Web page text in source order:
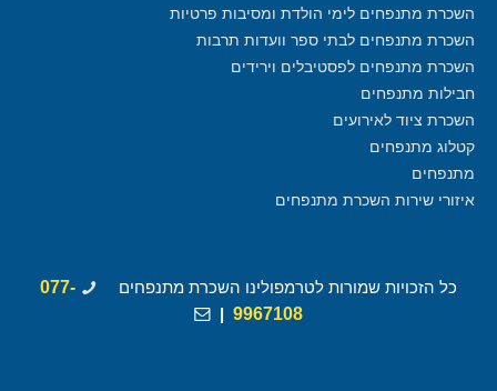
השכרת מתנפחים לימי הולדת ומסיבות פרטיות
השכרת מתנפחים לבתי ספר וועדות תרבות
השכרת מתנפחים לפסטיבלים וירידים
חבילות מתנפחים
השכרת ציוד לאירועים
קטלוג מתנפחים
מתנפחים
איזורי שירות השכרת מתנפחים
כל הזכויות שמורות לטרמפולינו השכרת מתנפחים
077-
9967108
|